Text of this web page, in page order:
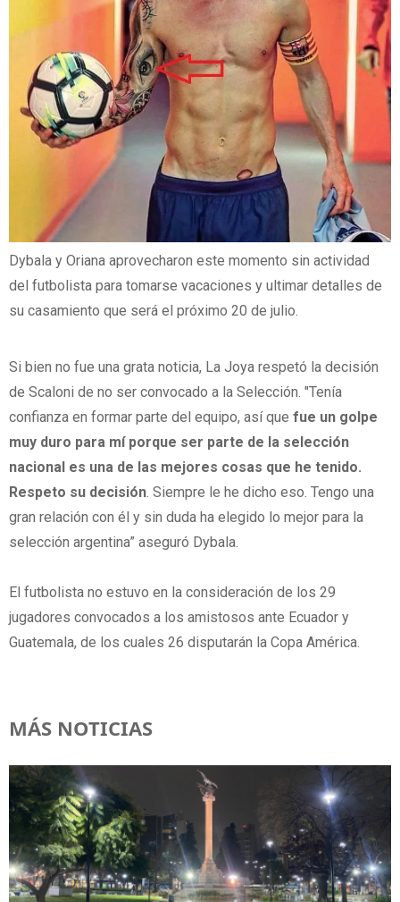
Dybala y Oriana aprovecharon este momento sin actividad
del futbolista para tomarse vacaciones y ultimar detalles de
su casamiento que será el próximo 20 de julio.
Si bien no fue una grata noticia, La Joya respetó la decisión
de Scaloni de no ser convocado a la Selección. "Tenía
confianza en formar parte del equipo, así que fue un golpe
muy duro para mí porque ser parte de la selección
nacional es una de las mejores cosas que he tenido.
Respeto su decisión. Siempre le he dicho eso. Tengo una
gran relación con él y sin duda ha elegido lo mejor para la
selección argentina” aseguró Dybala.
El futbolista no estuvo en la consideración de los 29
jugadores convocados a los amistosos ante Ecuador y
Guatemala, de los cuales 26 disputarán la Copa América.
MÁS NOTICIAS